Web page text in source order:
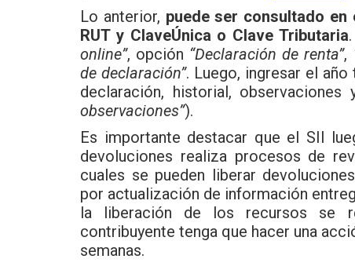
Lo anterior, puede ser consultado
RUT y ClaveÚnica o Clave Tributaria
online”, opción “Declaración de renta”,
de declaración”. Luego, ingresar el
declaración, historial,
observaciones”).
Es importante destacar que el SII
devoluciones realiza procesos de
cuales se pueden liberar
por actualización de información
la liberación de los recursos se
contribuyente tenga que hacer una
semanas.